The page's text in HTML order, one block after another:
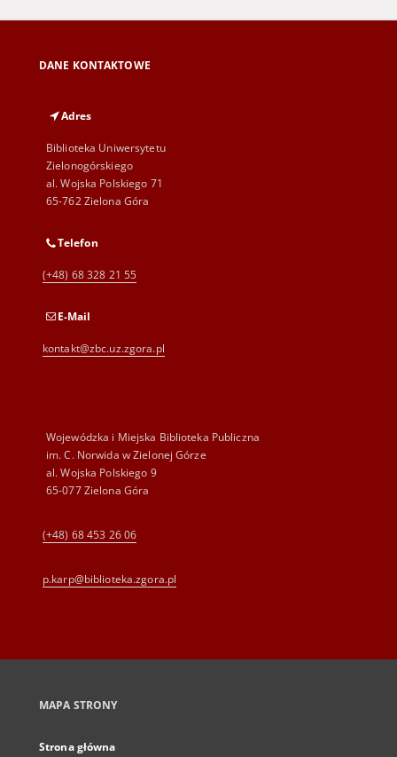
DANE KONTAKTOWE
Adres
Biblioteka Uniwersytetu
Zielonogórskiego
al. Wojska Polskiego 71
65-762 Zielona Góra
Telefon
(+48) 68 328 21 55
E-Mail
kontakt@zbc.uz.zgora.pl
Wojewódzka i Miejska Biblioteka Publiczna
im. C. Norwida w Zielonej Górze
al. Wojska Polskiego 9
65-077 Zielona Góra
(+48) 68 453 26 06
p.karp@biblioteka.zgora.pl
MAPA STRONY
Strona główna